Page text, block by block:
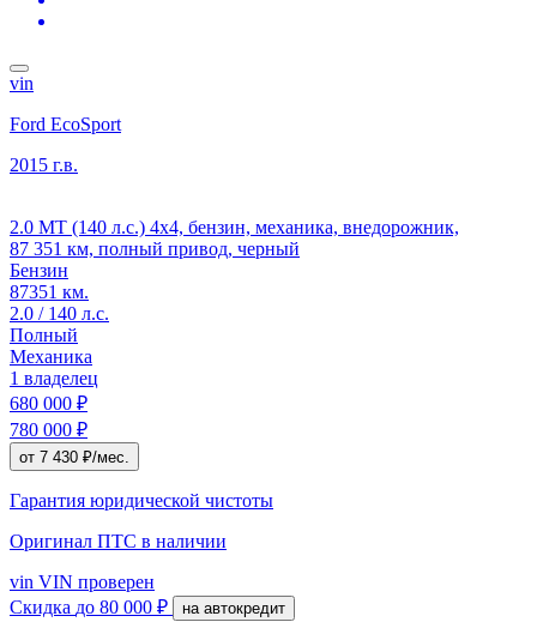
vin
Ford EcoSport
2015 г.в.
2.0 MT (140 л.с.) 4x4, бензин, механика, внедорожник,
87 351 км, полный привод, черный
Бензин
87351 км.
2.0 / 140 л.с.
Полный
Механика
1 владелец
680 000 ₽
780 000 ₽
от 7 430 ₽/мес.
Гарантия юридической чистоты
Оригинал ПТС в наличии
vin VIN проверен
Скидка до 80 000 ₽ на автокредит